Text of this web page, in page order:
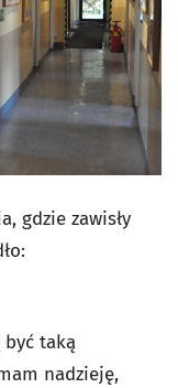
gdzie zawisły
być taką
nadzieję,